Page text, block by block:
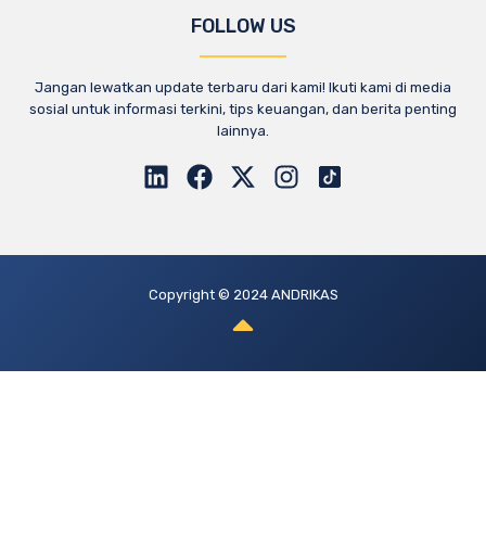
FOLLOW US
Jangan lewatkan update terbaru dari kami! Ikuti kami di media
sosial untuk informasi terkini, tips keuangan, dan berita penting
lainnya.
Copyright © 2024 ANDRIKAS